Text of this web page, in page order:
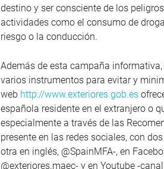
destino y ser consciente de los
actividades como el consumo de
riesgo o la conducción.
Además de esta campaña
varios instrumentos para evitar y
web http://www.exteriores.gob.es
española residente en el extranjero o
especialmente a través de las
presente en las redes sociales, con
otra en inglés, @SpainMFA-, en
@exteriores.maec- y en Youtube -